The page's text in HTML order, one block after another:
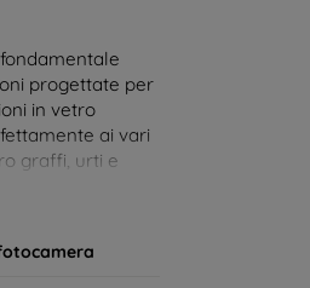
progettate per
in vetro
ai vari
graffi, urti e